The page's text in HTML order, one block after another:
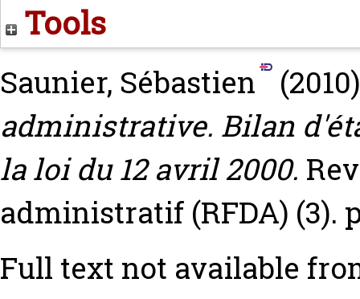
Tools
Saunier, Sébastien
administrative. Bilan
la loi du 12 avril 2000.
administratif (RFDA) (3).
Full text not available